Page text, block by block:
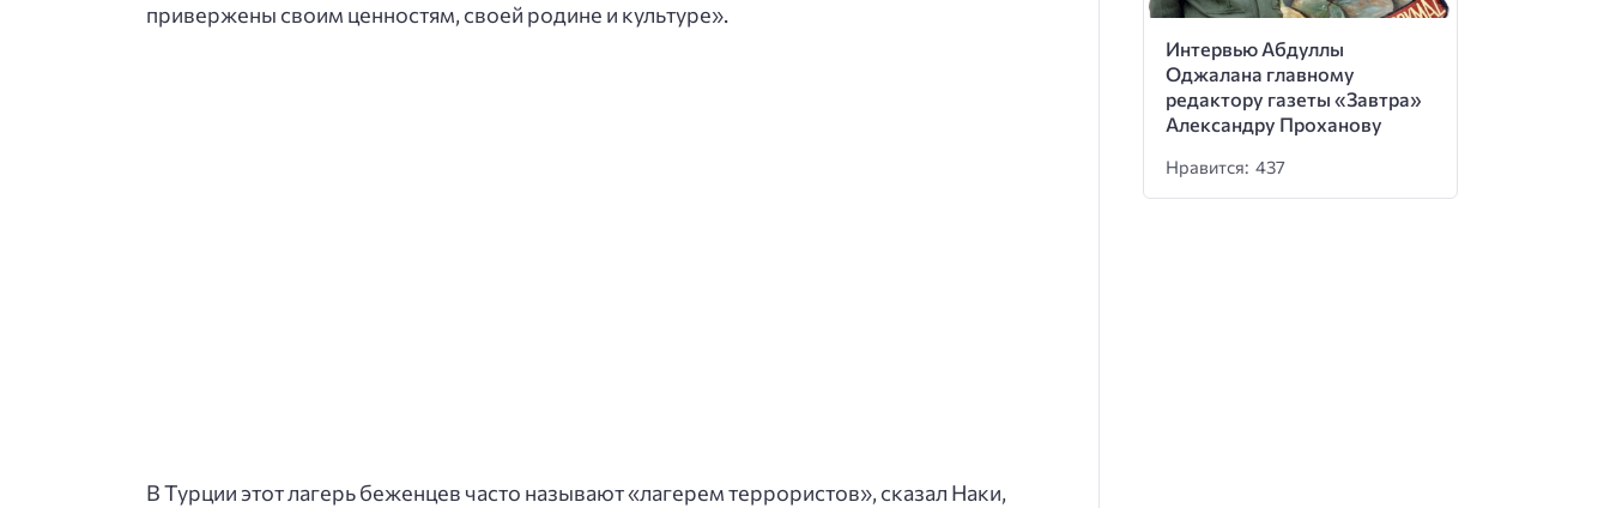
привержены своим ценностям, своей родине и культуре».
В Турции этот лагерь беженцев часто называют «лагерем террористов», сказал Наки,
Интервью Абдуллы
Оджалана главному
редактору газеты «Завтра»
Александру Проханову
Нравится: 437